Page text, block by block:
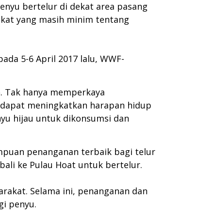
bertelur di dekat area pasang
yang masih minim tentang
5-6 April 2017 lalu, WWF-
hanya memperkaya
meningkatkan harapan hidup
hijau untuk dikonsumsi dan
penanganan terbaik bagi telur
ke Pulau Hoat untuk bertelur.
Selama ini, penanganan dan
penyu.